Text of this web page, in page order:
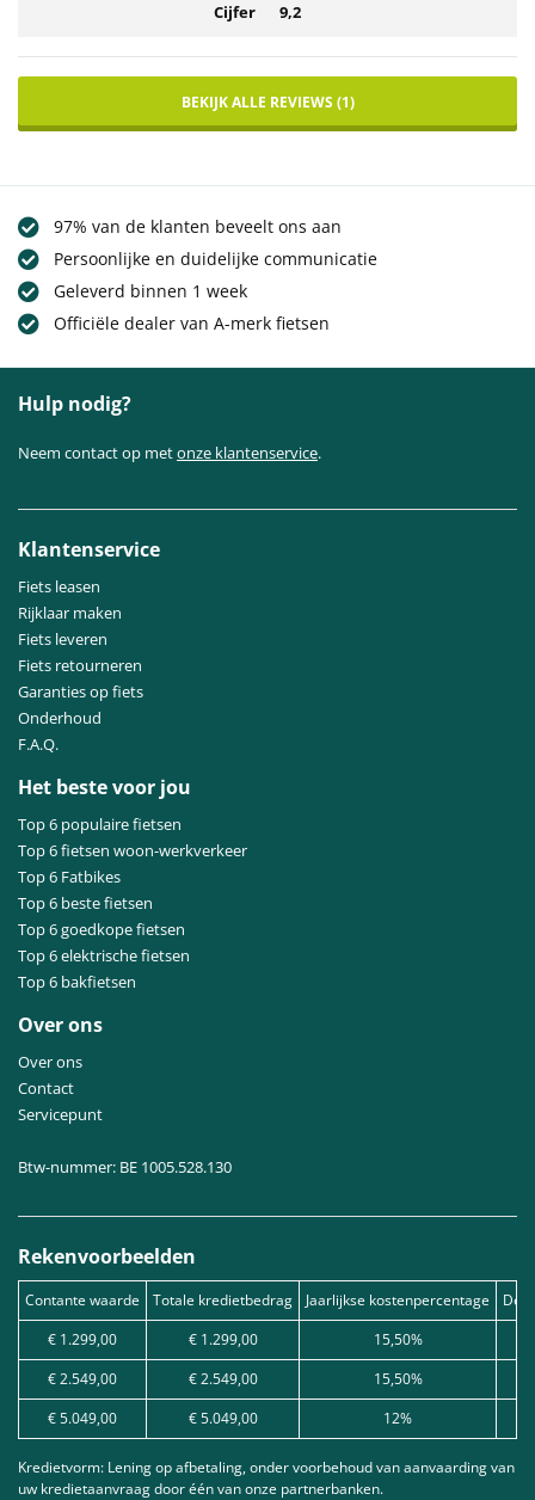
Cijfer
9,2
BEKIJK ALLE REVIEWS (1)
97% van de klanten beveelt ons aan
Persoonlijke en duidelijke communicatie
Geleverd binnen 1 week
Officiële dealer van A-merk fietsen
Hulp nodig?
Neem contact op metonze klantenservice.
Klantenservice
Fiets leasen
Rijklaar maken
Fiets leveren
Fiets retourneren
Garanties op fiets
Onderhoud
F.A.Q.
Het beste voor jou
Top 6 populaire fietsen
Top 6 fietsen woon-werkverkeer
Top 6 Fatbikes
Top 6 beste fietsen
Top 6 goedkope fietsen
Top 6 elektrische fietsen
Top 6 bakfietsen
Over ons
Over ons
Contact
Servicepunt
Btw-nummer: BE 1005.528.130
Rekenvoorbeelden
Contante waarde Totale kredietbedrag Jaarlijkse kostenpercentage
€ 1.299,00
€ 1.299,00
15,50%
€ 2.549,00
€ 2.549,00
15,50%
€ 5.049,00
€ 5.049,00 12%
Kredietvorm: Lening op afbetaling, onder voorbehoud van aanvaarding van
uw kredietaanvraag door één van onze partnerbanken.